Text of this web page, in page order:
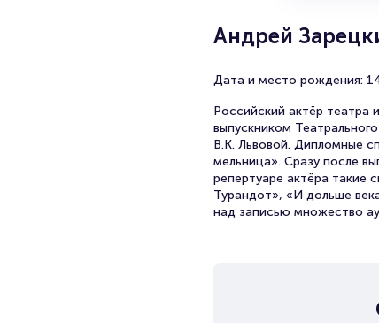
Андрей
Дата и место рождения:
Российский актёр театра
выпускником
В.К. Львовой. Дипломные
мельница». Сразу после
репертуаре актёра такие
Турандот», «И дольше
над записью множество